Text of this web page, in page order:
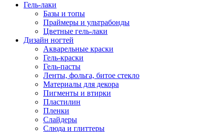
Гель-лаки
Базы и топы
Праймеры и ультрабонды
Цветные гель-лаки
Дизайн ногтей
Акварельные краски
Гель-краски
Гель-пасты
Ленты, фольга, битое стекло
Материалы для декора
Пигменты и втирки
Пластилин
Пленки
Слайдеры
Слюда и глиттеры